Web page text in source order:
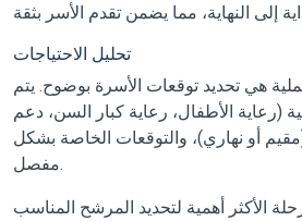
تحليل الاحتياجات
هي تحديد توقعات الأسرة بوضوح. يتم
(رعاية الأطفال، رعاية كبار السن، دعم
أو نهاري)، والتوقعات الخاصة بشكل
مفصل.